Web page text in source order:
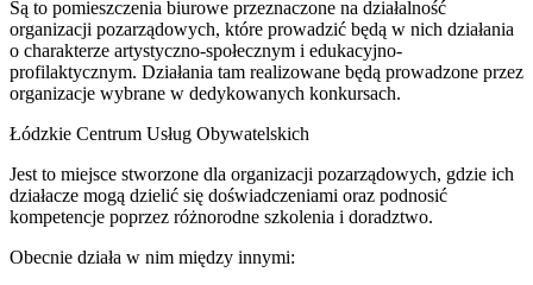
Są to pomieszczenia biurowe przeznaczone na działalność
organizacji pozarządowych, które prowadzić będą w nich działania
o charakterze artystyczno-społecznym i edukacyjno-
profilaktycznym. Działania tam realizowane będą prowadzone przez
organizacje wybrane w dedykowanych konkursach.
Łódzkie Centrum Usług Obywatelskich
Jest to miejsce stworzone dla organizacji pozarządowych, gdzie ich
działacze mogą dzielić się doświadczeniami oraz podnosić
kompetencje poprzez różnorodne szkolenia i doradztwo.
Obecnie działa w nim między innymi: